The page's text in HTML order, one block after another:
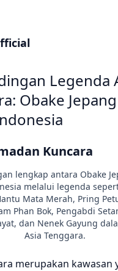
Legenda
Obake
Kuncara
lengkap antara Obake
melalui legenda
Mata Merah, Pring
Phan Bok, Pengabdi
dan Nenek Gayung
Asia Tenggara.
merupakan kawasan